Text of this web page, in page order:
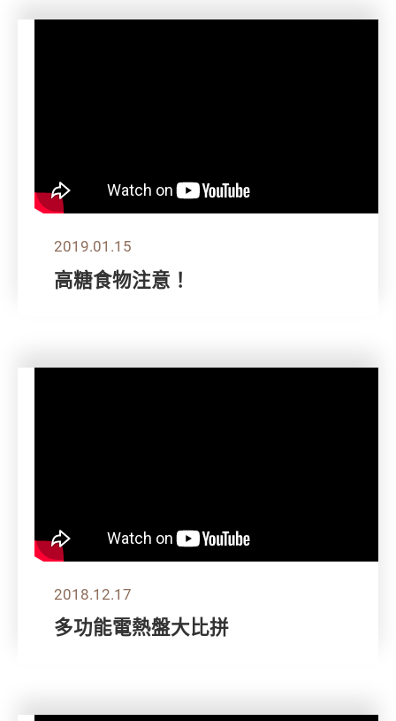
2019.01.15
高糖食物注意！
2018.12.17
多功能電熱盤大比拼